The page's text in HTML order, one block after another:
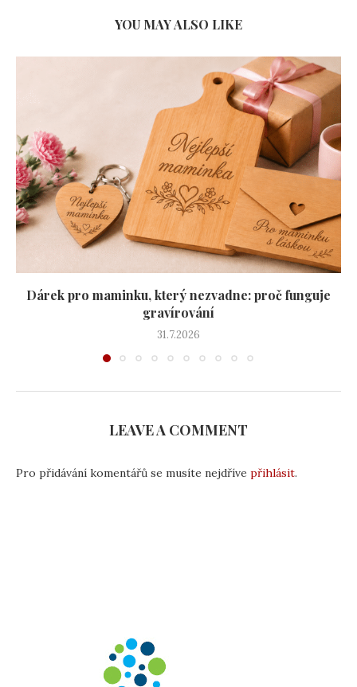
YOU MAY ALSO LIKE
Dárek pro maminku, který nezvadne: proč funguje
gravírování
31.7.2026
LEAVE A COMMENT
Pro přidávání komentářů se musíte nejdříve přihlásit.